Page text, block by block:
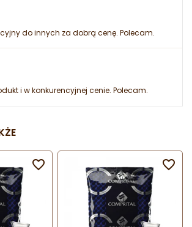
do innych za dobrą cenę. Polecam.
i w konkurencyjnej cenie. Polecam.
 